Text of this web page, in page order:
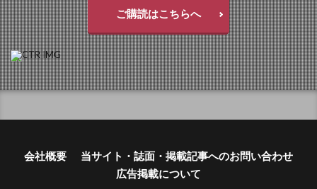
ご購読はこちらへ
会社概要
当サイト・誌面・掲載記事へのお問い合わせ
広告掲載について